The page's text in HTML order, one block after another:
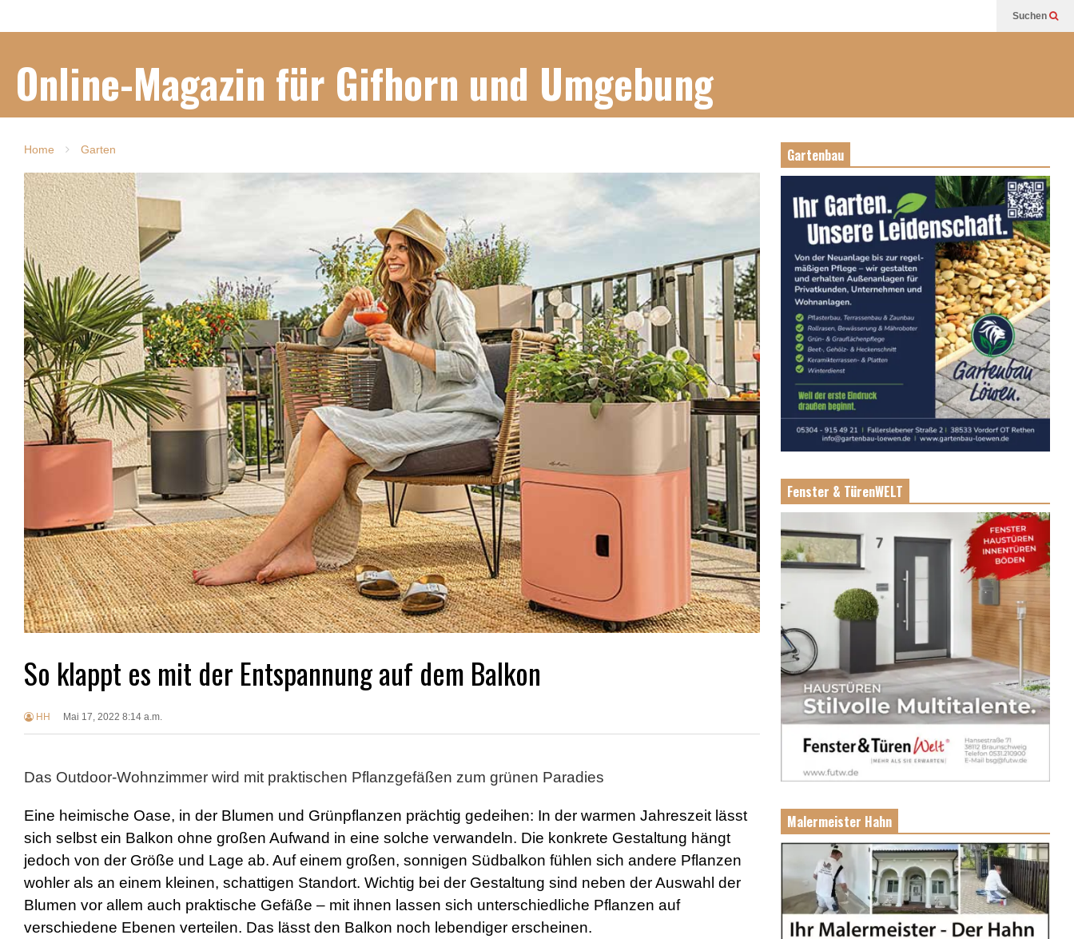
Suchen
Online-Magazin für Gifhorn und Umgebung
Home Garten
So klappt es mit der Entspannung auf dem Balkon
HH Mai 17, 2022 8:14 a.m.
Das Outdoor-Wohnzimmer wird mit praktischen Pflanzgefäßen zum grünen Paradies
Eine heimische Oase, in der Blumen und Grünpflanzen prächtig gedeihen: In der warmen Jahreszeit lässt
sich selbst ein Balkon ohne großen Aufwand in eine solche verwandeln. Die konkrete Gestaltung hängt
jedoch von der Größe und Lage ab. Auf einem großen, sonnigen Südbalkon fühlen sich andere Pflanzen
wohler als an einem kleinen, schattigen Standort. Wichtig bei der Gestaltung sind neben der Auswahl der
Blumen vor allem auch praktische Gefäße – mit ihnen lassen sich unterschiedliche Pflanzen auf
verschiedene Ebenen verteilen. Das lässt den Balkon noch lebendiger erscheinen.
Gartenbau
Fenster & TürenWELT
Malermeister Hahn